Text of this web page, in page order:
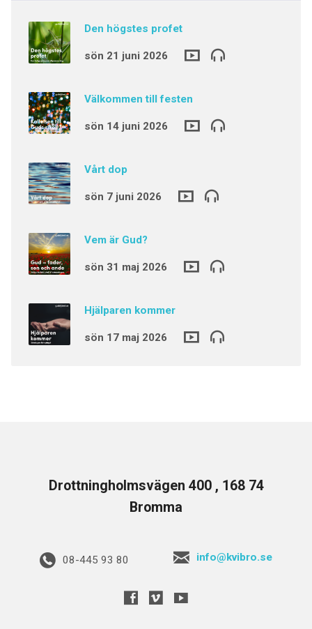
Den högstes profet
sön 21 juni 2026
Välkommen till festen
sön 14 juni 2026
Vårt dop
sön 7 juni 2026
Vem är Gud?
sön 31 maj 2026
Hjälparen kommer
sön 17 maj 2026
Drottningholmsvägen 400 , 168 74
Bromma
08-445 93 80 info@kvibro.se